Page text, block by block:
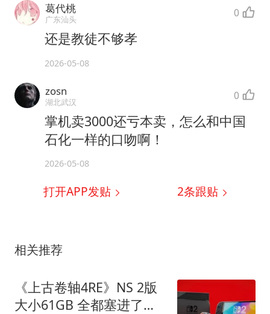
葛代桃
广东汕头 0
还是教徒不够孝
2026-05-08
zosn
湖北武汉 0
掌机卖3000还亏本卖，怎么和中国
石化一样的口吻啊！
2026-05-08
打开APP发贴 2条跟贴
相关推荐
《上古卷轴4RE》NS 2版
大小61GB 全都塞进了卡